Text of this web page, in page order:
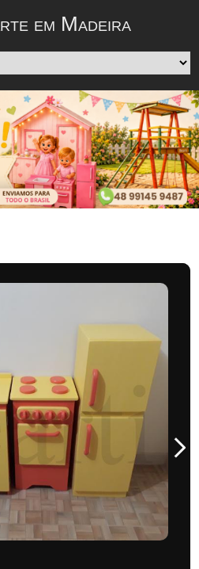
em Madeira